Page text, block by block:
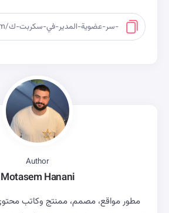
Author
Motasem Hanani
مطور مواقع، مصمم، ممنتج وكاتب